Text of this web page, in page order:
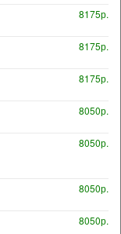
8175р.
8175р.
8175р.
8050р.
8050р.
8050р.
8050р.